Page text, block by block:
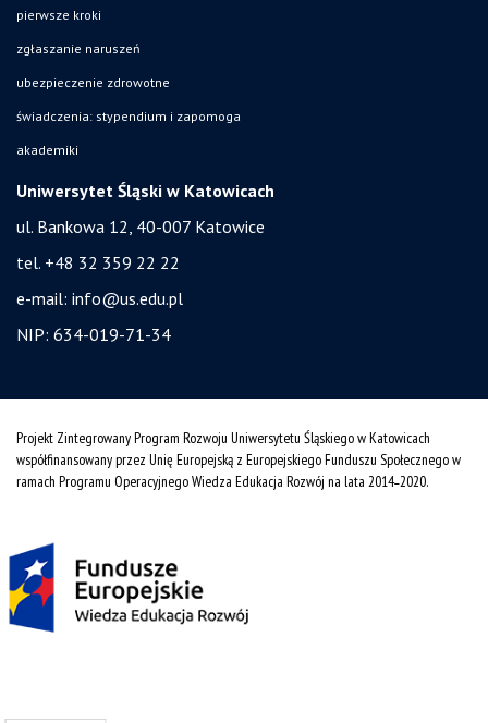
pierwsze kroki
zgłaszanie naruszeń
ubezpieczenie zdrowotne
świadczenia: stypendium i zapomoga
akademiki
Uniwersytet Śląski w Katowicach
ul. Bankowa 12, 40-007 Katowice
tel. +48 32 359 22 22
e-mail: info@us.edu.pl
NIP: 634-019-71-34
Projekt Zintegrowany Program Rozwoju Uniwersytetu Śląskiego w Katowicach
współfinansowany przez Unię Europejską z Europejskiego Funduszu Społecznego w
ramach Programu Operacyjnego Wiedza Edukacja Rozwój na lata 2014˗2020.